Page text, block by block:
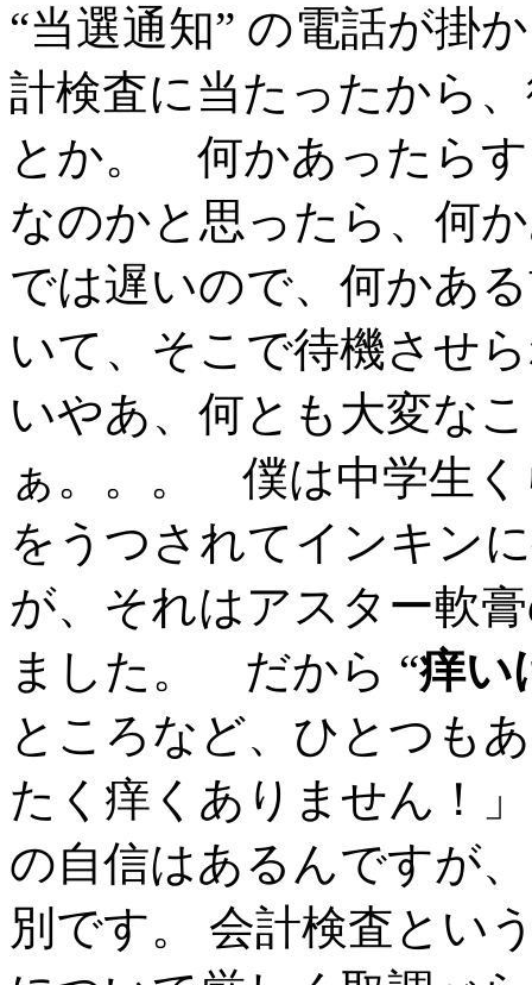
“当選通知” の電話が掛
計検査に当たったから
とか。 何かあったら
なのかと思ったら、何
では遅いので、何かあ
いて、そこで待機させ
いやあ、何とも大変な
ぁ。。。 僕は中学生
をうつされてインキン
が、それはアスター軟
ました。 だから “痒い
ところなど、ひとつも
たく痒くありません！
の自信はあるんですが
別です。 会計検査とい